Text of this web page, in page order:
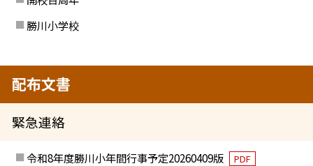
勝川小学校
配布文書
緊急連絡
令和8年度勝川小年間行事予定20260409版 PDF